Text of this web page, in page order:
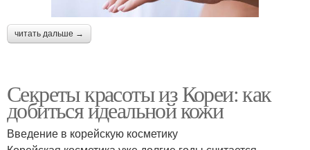
читать дальше →
Секреты красоты из Кореи: как
добиться идеальной кожи
Введение в корейскую косметику